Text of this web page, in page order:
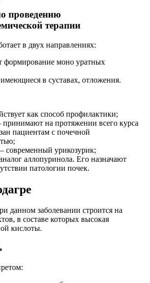
проведению
терапии
в двух направлениях:
формирование моно уратных
в суставах, отложения.
как способ профилактики;
принимают на протяжении всего курса
пациентам с почечной
современный урикозурик;
аллопуринола. Его назначают
патологии почек.
данном заболевании строится на
в составе которых высокая
кислоты.